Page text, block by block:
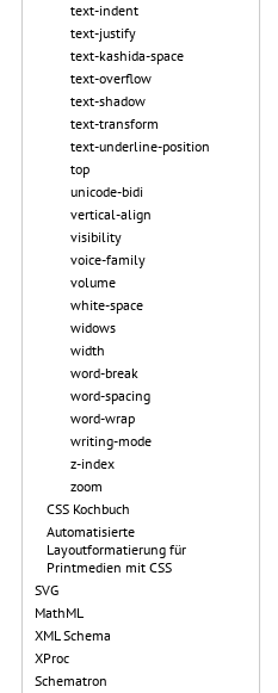
text-indent
text-justify
text-kashida-space
text-overflow
text-shadow
text-transform
text-underline-position
top
unicode-bidi
vertical-align
visibility
voice-family
volume
white-space
widows
width
word-break
word-spacing
word-wrap
writing-mode
z-index
zoom
CSS Kochbuch
Automatisierte
Layoutformatierung für
Printmedien mit CSS
SVG
MathML
XML Schema
XProc
Schematron